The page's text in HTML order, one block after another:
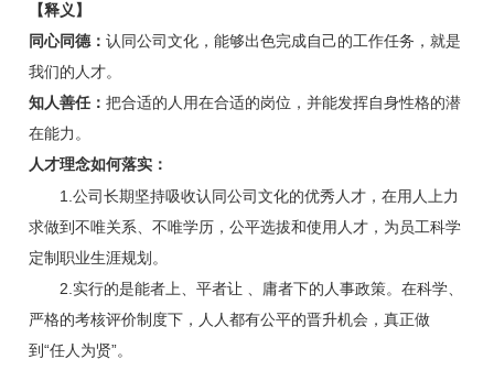
【释义】
同心同德： 认同公司文化，能够出色完成自己的工作任务，就是
我们的人才。
知人善任： 把合适的人用在合适的岗位，并能发挥自身性格的潜
在能力。
人才理念如何落实：
1.公司长期坚持吸收认同公司文化的优秀人才，在用人上力
求做到不唯关系、不唯学历，公平选拔和使用人才，为员工科学
定制职业生涯规划。
2.实行的是能者上、平者让 、庸者下的人事政策。在科学、
严格的考核评价制度下，人人都有公平的晋升机会，真正做
到“任人为贤”。